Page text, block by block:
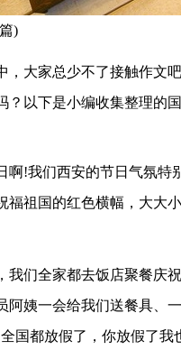
)
，大家总少不了接触作文
以下是小编收集整理的
啊!我们西安的节日气氛
福祖国的红色横幅，大大
我们全家都去饭店聚餐庆
阿姨一会给我们送餐具、
国都放假了，你放假了我